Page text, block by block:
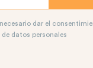
dar el
datos personales